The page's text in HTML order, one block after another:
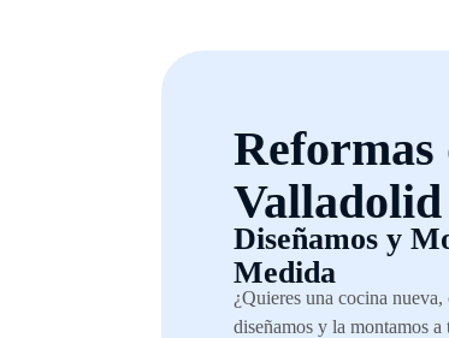
Reformas
Valladolid
Diseñamos y
Medida
¿Quieres una cocina
diseñamos y la montamos